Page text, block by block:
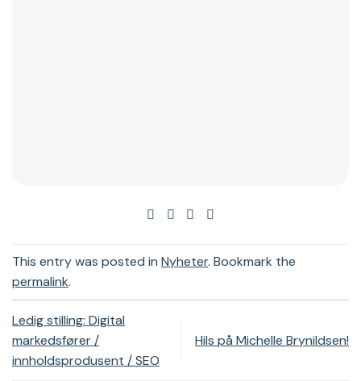
This entry was posted in Nyheter. Bookmark the
permalink.
Ledig stilling: Digital
markedsfører /
innholdsprodusent / SEO
Hils på Michelle Brynildsen!